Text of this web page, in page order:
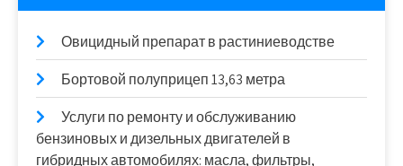
Овицидный препарат в растиниеводстве
Бортовой полуприцеп 13,63 метра
Услуги по ремонту и обслуживанию
бензиновых и дизельных двигателей в
гибридных автомобилях: масла, фильтры,